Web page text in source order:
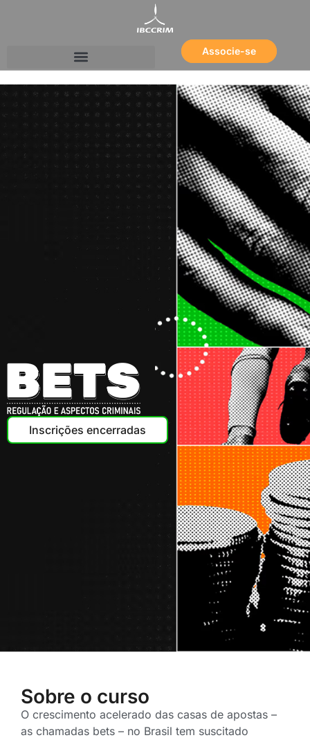
Associe-se
Inscrições encerradas
Sobre o curso
O crescimento acelerado das casas de apostas –
as chamadas bets – no Brasil tem suscitado